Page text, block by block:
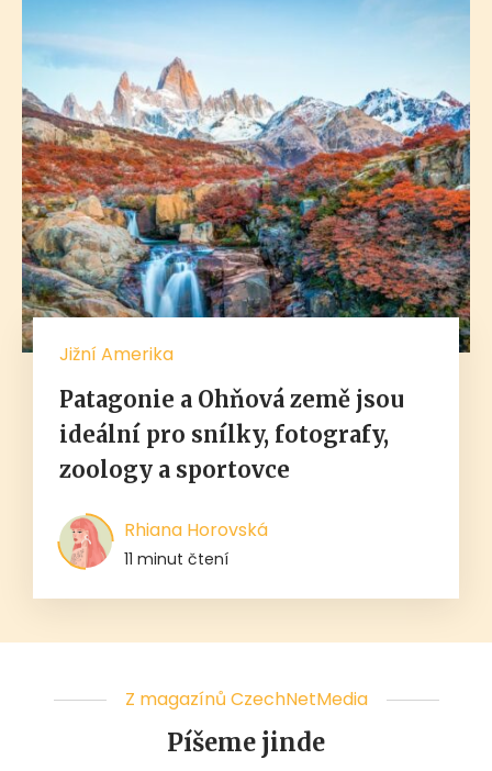
Jižní Amerika
Patagonie a Ohňová země jsou
ideální pro snílky, fotografy,
zoology a sportovce
Rhiana Horovská
11 minut čtení
Z magazínů CzechNetMedia
Píšeme jinde